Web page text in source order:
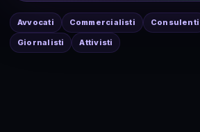
Avvocati Commercialisti Consulenti
Giornalisti Attivisti